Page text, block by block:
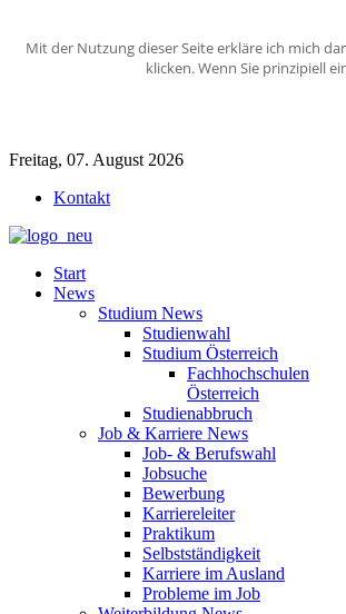
Mit der Nutzung dieser Seite erkläre ich mich
klicken. Wenn Sie prinzipiell
Freitag, 07. August 2026
Kontakt
Start
News
Studium News
Studienwahl
Studium Österreich
Fachhochschulen
Österreich
Studienabbruch
Job & Karriere News
Job- & Berufswahl
Jobsuche
Bewerbung
Karriereleiter
Praktikum
Selbstständigkeit
Karriere im Ausland
Probleme im Job